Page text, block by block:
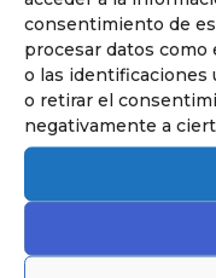
consentimiento de
procesar datos
o las identificaciones
o retirar el
negativamente a
Conoce
de infantil y
Los niños van
reflexionando y